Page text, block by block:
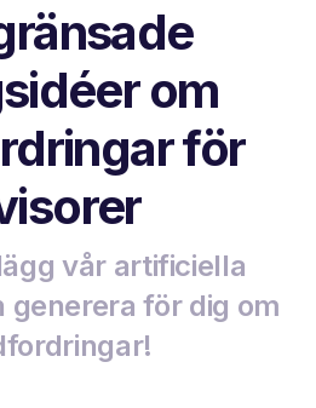
om
för
vår artificiella
generera för dig om